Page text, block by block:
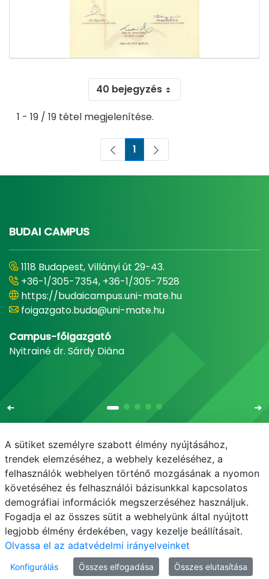
40 bejegyzés
1 - 19 / 19 tétel megjelenítése.
Oldal
1
BUDAI CAMPUS
1118 Budapest, Villányi út 29-43.
+36-1/305-7354, +36-1/305-7528
https://budaicampus.uni-mate.hu
foigazgato.buda@uni-mate.hu
Campus-főigazgató
Nyitrainé dr. Sárdy Diána
E-mail Telefonkönyv NEPTUN
E-learning
Bejelentkezés
Adatvédelem
A sütiket személyre szabott élmény nyújtásához,
trendek elemzéséhez, a webhely kezeléséhez, a
felhasználók webhelyen történő mozgásának a nyomon
követéséhez és felhasználói bázisunkkal kapcsolatos
demográfiai információk megszerzéséhez használjuk.
Fogadja el az összes sütit a webhelyünk által nyújtott
legjobb élmény érdekében, vagy kezelje beállításait.
Olvassa el az adatvédelmi irányelveinket
Konfigurálás Összes elfogadása Összes elutasítása